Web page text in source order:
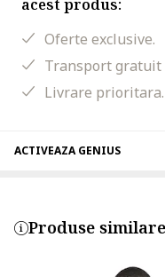
acest produs:
Oferte exclusive.
Transport gratuit
Livrare prioritara.
ACTIVEAZA GENIUS
Produse similare